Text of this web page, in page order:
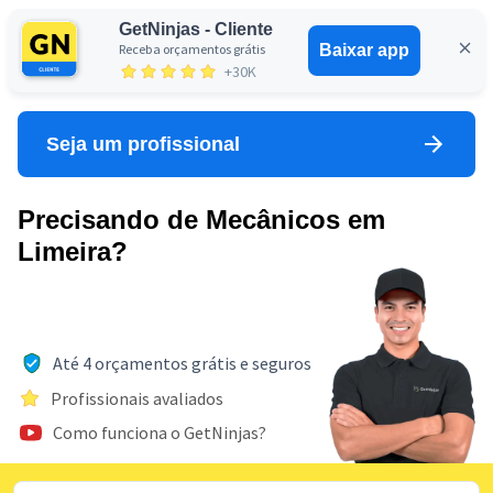
GetNinjas - Cliente
Receba orçamentos grátis
+30K
Baixar app
Entrar
Seja um profissional
Precisando de Mecânicos em
Limeira?
Até 4 orçamentos grátis e seguros
Profissionais avaliados
Como funciona o GetNinjas?